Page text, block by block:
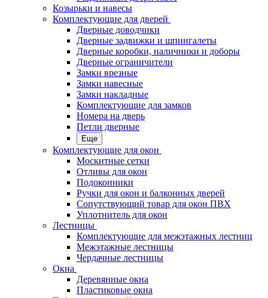
Козырьки и навесы
Комплектующие для дверей
Дверные доводчики
Дверные задвижки и шпингалеты
Дверные коробки, наличники и доборы
Дверные ограничители
Замки врезные
Замки навесные
Замки накладные
Комплектующие для замков
Номера на дверь
Петли дверные
Еще
Комплектующие для окон
Москитные сетки
Отливы для окон
Подоконники
Ручки для окон и балконных дверей
Сопутствующий товар для окон ПВХ
Уплотнитель для окон
Лестницы
Комплектующие для межэтажных лестниц
Межэтажные лестницы
Чердачные лестницы
Окна
Деревянные окна
Пластиковые окна